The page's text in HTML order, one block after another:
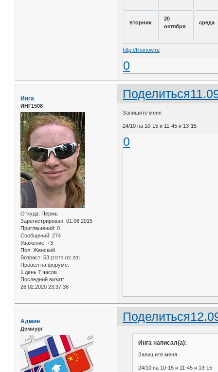
вторник
20
октября
среда
http://tihonow.ru
0
Поделиться
Инга
ИНГ1508
Откуда: Пермь
Зарегистрирован: 01.08.2015
Приглашений: 0
Сообщений: 274
Уважение: +3
Пол: Женский
Возраст: 53 [1973-02-20]
Провел на форуме:
1 день 7 часов
Последний визит:
26.02.2020 23:37:38
Запишите меня
24/10 на 10-15 и 11-45 и 13-15
0
Поделиться
Админ
Демиург
Инга написал(а):
Запишите меня
24/10 на 10-15 и 11-45 и 13-15